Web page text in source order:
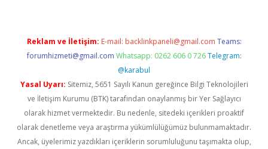
Reklam ve İletişim: E-mail: backlinkpaneli@gmail.com Teams:
forumhizmeti@gmail.com Whatsapp: 0262 606 0 726 Telegram:
@karabul
Yasal Uyarı: Sitemiz, 5651 Sayılı Kanun gereğince Bilgi Teknolojileri
ve İletişim Kurumu (BTK) tarafından onaylanmış bir Yer Sağlayıcı
olarak hizmet vermektedir. Bu nedenle, sitedeki içerikleri proaktif
olarak denetleme veya araştırma yükümlülüğümüz bulunmamaktadır.
Ancak, üyelerimiz yazdıkları içeriklerin sorumluluğunu taşımakta olup,